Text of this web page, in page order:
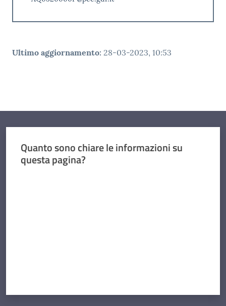
Ultimo aggiornamento: 28-03-2023, 10:53
Quanto sono chiare le informazioni su
questa pagina?